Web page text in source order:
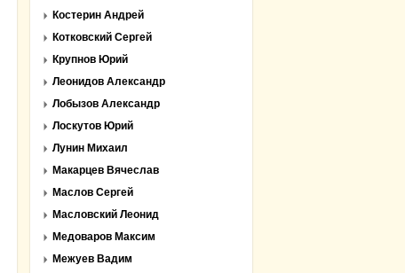
Костерин Андрей
Котковский Сергей
Крупнов Юрий
Леонидов Александр
Лобызов Александр
Лоскутов Юрий
Лунин Михаил
Макарцев Вячеслав
Маслов Сергей
Масловский Леонид
Медоваров Максим
Межуев Вадим